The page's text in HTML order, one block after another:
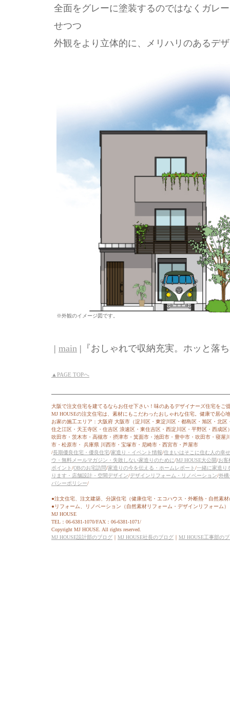
全面をグレーに塗装するのではなくガレ
せつつ
外観をより立体的に、メリハリのあるデ
※外観のイメージ図です。
| main |『おしゃれで収納充実。ホッと落
▲PAGE TOPへ
大阪で注文住宅を建てるならお任せ下さい！味のあるデザイナーズ住宅をご
MJ HOUSEの注文住宅は、素材にもこだわったおしゃれな住宅。健康で居心
お家の施工エリア：大阪府 大阪市（淀川区・東淀川区・都島区・旭区・北
住之江区・天王寺区・住吉区 浪速区・東住吉区・西淀川区・平野区・西成区
吹田市・茨木市・高槻市・摂津市・箕面市・池田市・豊中市・吹田市・寝
市・松原市・ 兵庫県 川西市・宝塚市・尼崎市・西宮市・芦屋市
/長期優良住宅・優良住宅/家造り・イベント情報/住まいはそこに住む人の幸
ウ・無料メールマガジン・失敗しない家造りのために/MJ HOUSE大公開/お客
ポイント/OBのお宅訪問/家造りの今を伝える・ホームレポート/一緒に家造り
ります・店舗設計・空間デザイン/デザインリフォーム・リノベーション/外構
バシーポリシー/
●注文住宅、注文建築、分譲住宅（健康住宅・エコハウス・外断熱・自然素
●リフォーム、リノベーション（自然素材リフォーム・デザインリフォーム）
MJ HOUSE
TEL：06-6381-1070/FAX：06-6381-1071/
Copyright MJ HOUSE. All rights reserved.
MJ HOUSE設計部のブログ ｜ MJ HOUSE社長のブログ ｜ MJ HOUSE工事部の